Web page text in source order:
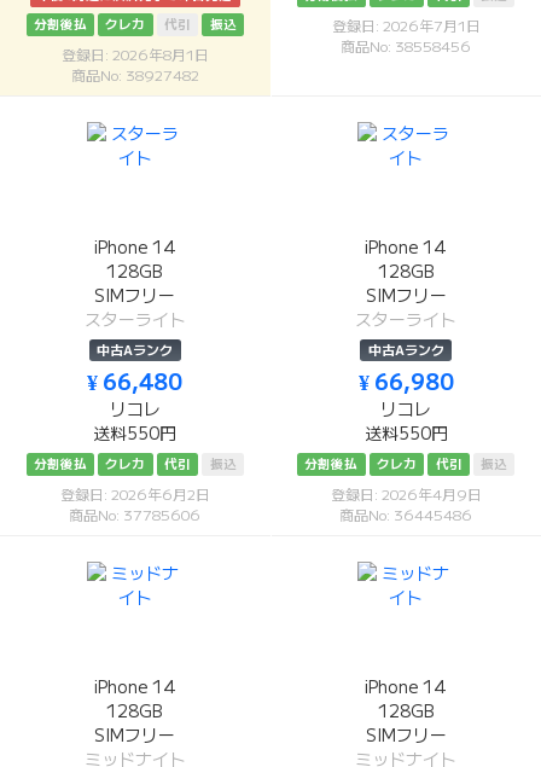
分割後払
クレカ 代引 振込
登録日: 2026年8月1日
商品No: 38927482
登録日: 2026年7月1日
商品No: 38558456
iPhone 14
128GB
SIMフリー
スターライト
中古Aランク
¥ 66,480
リコレ
送料550円
分割後払 クレカ 代引 振込
登録日: 2026年6月2日
商品No: 37785606
iPhone 14
128GB
SIMフリー
スターライト
中古Aランク
¥ 66,980
リコレ
送料550円
分割後払 クレカ 代引 振込
登録日: 2026年4月9日
商品No: 36445486
iPhone 14
128GB
SIMフリー
ミッドナイト
iPhone 14
128GB
SIMフリー
ミッドナイト